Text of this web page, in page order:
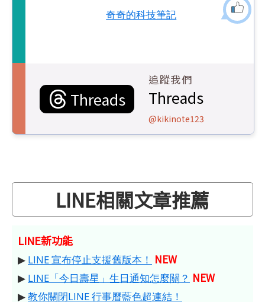
奇奇的科技筆記
Threads
追蹤我們
Threads
@kikinote123
LINE相關文章推薦
LINE新功能
▶ LINE 宣布停止支援舊版本！ NEW
▶ LINE「今日壽星」生日通知怎麼關？ NEW
▶教你關閉LINE 行事曆藍色超連結！